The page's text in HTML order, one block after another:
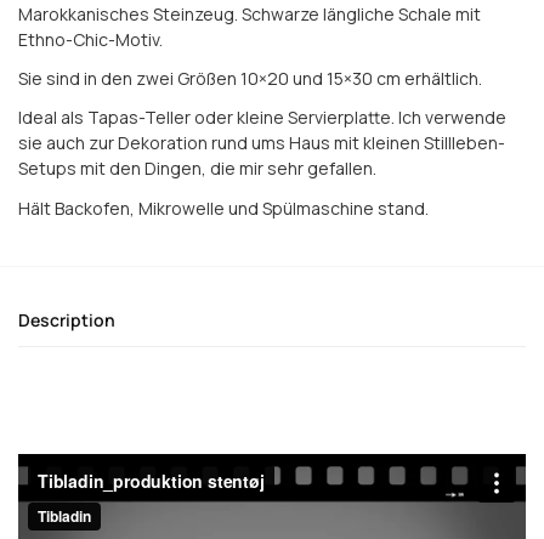
Marokkanisches Steinzeug. Schwarze längliche Schale mit
Ethno-Chic-Motiv.
Sie sind in den zwei Größen 10×20 und 15×30 cm erhältlich.
Ideal als Tapas-Teller oder kleine Servierplatte. Ich verwende
sie auch zur Dekoration rund ums Haus mit kleinen Stillleben-
Setups mit den Dingen, die mir sehr gefallen.
Hält Backofen, Mikrowelle und Spülmaschine stand.
Description